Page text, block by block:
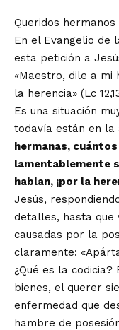
Queridos hermanos
En el Evangelio de
esta petición a
«Maestro, dile a mi
la herencia» (Lc
Es una situación
todavía están en la
hermanas,
lamentablemente
hablan, ¡por la
Jesús,
detalles, hasta que
causadas por la
claramente:
¿Qué es la
bienes, el querer
enfermedad que
hambre de